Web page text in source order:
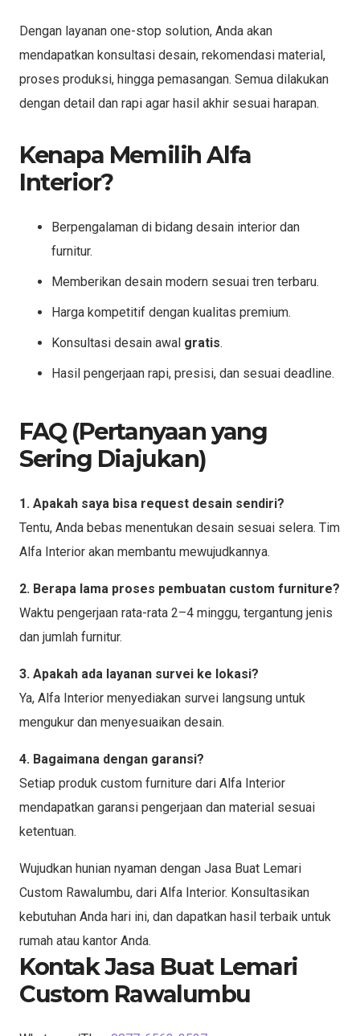
Dengan layanan one-stop solution, Anda akan
mendapatkan konsultasi desain, rekomendasi material,
proses produksi, hingga pemasangan. Semua dilakukan
dengan detail dan rapi agar hasil akhir sesuai harapan.
Kenapa Memilih Alfa
Interior?
Berpengalaman di bidang desain interior dan
furnitur.
Memberikan desain modern sesuai tren terbaru.
Harga kompetitif dengan kualitas premium.
Konsultasi desain awal gratis.
Hasil pengerjaan rapi, presisi, dan sesuai deadline.
FAQ (Pertanyaan yang
Sering Diajukan)
1. Apakah saya bisa request desain sendiri?
Tentu, Anda bebas menentukan desain sesuai selera. Tim
Alfa Interior akan membantu mewujudkannya.
2. Berapa lama proses pembuatan custom furniture?
Waktu pengerjaan rata-rata 2–4 minggu, tergantung jenis
dan jumlah furnitur.
3. Apakah ada layanan survei ke lokasi?
Ya, Alfa Interior menyediakan survei langsung untuk
mengukur dan menyesuaikan desain.
4. Bagaimana dengan garansi?
Setiap produk custom furniture dari Alfa Interior
mendapatkan garansi pengerjaan dan material sesuai
ketentuan.
Wujudkan hunian nyaman dengan Jasa Buat Lemari
Custom Rawalumbu, dari Alfa Interior. Konsultasikan
kebutuhan Anda hari ini, dan dapatkan hasil terbaik untuk
rumah atau kantor Anda.
Kontak Jasa Buat Lemari
Custom Rawalumbu